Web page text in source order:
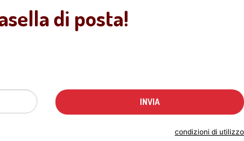
di posta!
condizioni di utilizzo